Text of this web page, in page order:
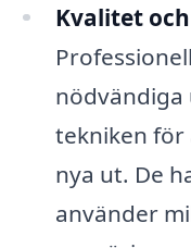
Kvalitet
tekniken för
nya ut. De
använder